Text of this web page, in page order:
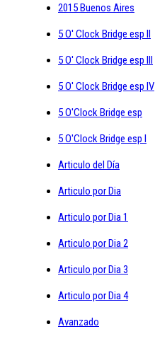
2015 Buenos Aires
5 O' Clock Bridge esp II
5 O' Clock Bridge esp III
5 O' Clock Bridge esp IV
5 O'Clock Bridge esp
5 O'Clock Bridge esp I
Articulo del Día
Articulo por Dia
Articulo por Dia 1
Articulo por Dia 2
Articulo por Dia 3
Articulo por Dia 4
Avanzado